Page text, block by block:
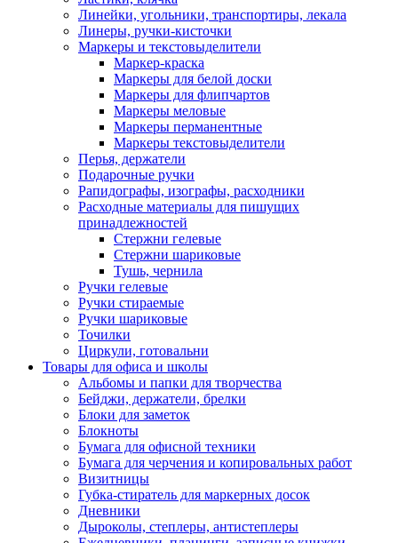
Линейки, угольники, транспортиры, лекала
Линеры, ручки-кисточки
Маркеры и текстовыделители
Маркер-краска
Маркеры для белой доски
Маркеры для флипчартов
Маркеры меловые
Маркеры перманентные
Маркеры текстовыделители
Перья, держатели
Подарочные ручки
Рапидографы, изографы, расходники
Расходные материалы для пишущих
принадлежностей
Стержни гелевые
Стержни шариковые
Тушь, чернила
Ручки гелевые
Ручки стираемые
Ручки шариковые
Точилки
Циркули, готовальни
Товары для офиса и школы
Альбомы и папки для творчества
Бейджи, держатели, брелки
Блоки для заметок
Блокноты
Бумага для офисной техники
Бумага для черчения и копировальных работ
Визитницы
Губка-стиратель для маркерных досок
Дневники
Дыроколы, степлеры, антистеплеры